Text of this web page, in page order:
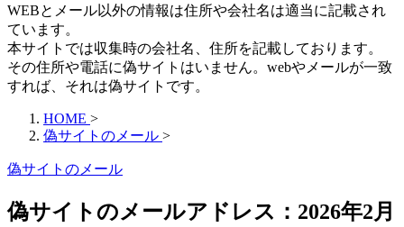
WEBとメール以外の情報は住所や会社名は適当に記載され
ています。
本サイトでは収集時の会社名、住所を記載しております。
その住所や電話に偽サイトはいません。webやメールが一致
すれば、それは偽サイトです。
HOME >
偽サイトのメール >
偽サイトのメール
偽サイトのメールアドレス：2026年2月